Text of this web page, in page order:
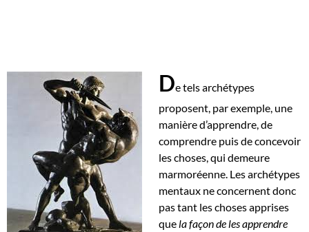
De tels archétypes
proposent, par exemple, une
manière d’apprendre, de
comprendre puis de concevoir
les choses, qui demeure
marmoréenne. Les archétypes
mentaux ne concernent donc
pas tant les choses apprises
que la façon de les apprendre